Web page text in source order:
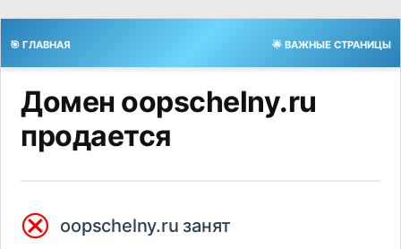
🎯 ГЛАВНАЯ 🌟 ВАЖНЫЕ СТРАНИЦЫ
Домен oopschelny.ru
продается
⮿ oopschelny.ru занят